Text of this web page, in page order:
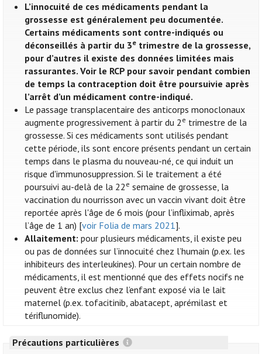
L’innocuité de ces médicaments pendant la
grossesse est généralement peu documentée.
Certains médicaments sont contre-indiqués ou
déconseillés à partir du 3e trimestre de la grossesse,
pour d’autres il existe des données limitées mais
rassurantes. Voir le RCP pour savoir pendant combien
de temps la contraception doit être poursuivie après
l’arrêt d’un médicament contre-indiqué.
Le passage transplacentaire des anticorps monoclonaux
augmente progressivement à partir du 2 e trimestre de la
grossesse. Si ces médicaments sont utilisés pendant
cette période, ils sont encore présents pendant un certain
temps dans le plasma du nouveau-né, ce qui induit un
risque d'immunosuppression. Si le traitement a été
poursuivi au-delà de la 22 e semaine de grossesse, la
vaccination du nourrisson avec un vaccin vivant doit être
reportée après l'âge de 6 mois (pour l’infliximab, après
l’âge de 1 an) [voir Folia de mars 2021].
Allaitement: pour plusieurs médicaments, il existe peu
ou pas de données sur l’innocuité chez l’humain (p.ex. les
inhibiteurs des interleukines). Pour un certain nombre de
médicaments, il est mentionné que des effets nocifs ne
peuvent être exclus chez l’enfant exposé via le lait
maternel (p.ex. tofacitinib, abatacept, aprémilast et
tériflunomide).
Précautions particulières